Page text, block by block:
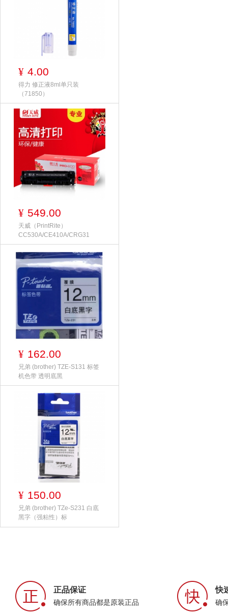
¥ 4.00
得力 修正液8ml单只装
（71850）
¥ 549.00
天威（PrintRite）
CC530A/CE410A/CRG31
¥ 162.00
兄弟 (brother) TZE-S131 标签
机色带 透明底黑
¥ 150.00
兄弟 (brother) TZe-S231 白底
黑字（强粘性）标
正品保证
确保所有商品都是原装正品
快
确